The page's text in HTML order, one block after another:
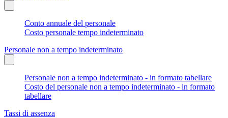
Conto annuale del personale
Costo personale tempo indeterminato
Personale non a tempo indeterminato
Personale non a tempo indeterminato - in formato tabellare
Costo del personale non a tempo indeterminato - in formato
tabellare
Tassi di assenza